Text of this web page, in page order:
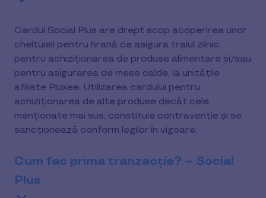
Cardul Social Plus are drept scop acoperirea unor
cheltuieli pentru hrană ce asigura traiul zilnic,
pentru achiziționarea de produse alimentare și/sau
pentru asigurarea de mese calde, la unitățile
afiliate Pluxee. Utilizarea cardului pentru
achiziționarea de alte produse decât cele
menționate mai sus, constituie contravenție și se
sancționează conform legilor în vigoare.
Cum fac prima tranzacție? – Social
Plus